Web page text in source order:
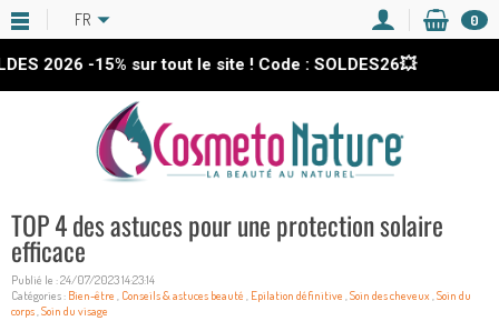
2026-15%sur tout le site ! Code : SOLDES26💥
FR 0
TOP 4 des astuces pour une protection solaire
efficace
Publié le : 24/07/2023 14:23:14
Catégories : Bien-être , Conseils & astuces beauté , Epilation définitive ,Soin des cheveux ,Soin du
corps,Soin du visage